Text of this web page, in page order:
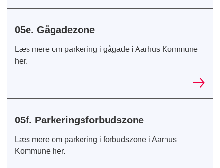
05e. Gågadezone
Læs mere om parkering i gågade i Aarhus Kommune
her.
05f. Parkeringsforbudszone
Læs mere om parkering i forbudszone i Aarhus
Kommune her.